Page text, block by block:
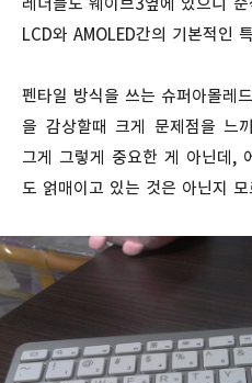
LCD와 AMOLED간의 기본적인
펜타일 방식을 쓰는 슈퍼아몰레
을 감상할때 크게 문제점을 느
그게 그렇게 중요한 게 아닌데,
도 얽매이고 있는 것은 아닌지 모